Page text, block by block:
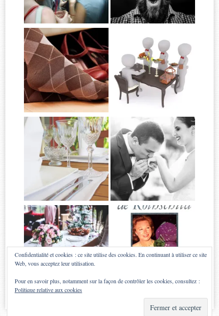
Confidentialité et cookies : ce site utilise des cookies. En continuant à utiliser ce site
Web, vous acceptez leur utilisation.
Pour en savoir plus, notamment sur la façon de contrôler les cookies, consultez :
Politique relative aux cookies